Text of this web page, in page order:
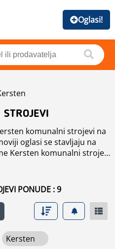
Oglasi!
STROJEVI
komunalni strojevi na
oglasi se stavljaju na
Kersten komunalni strojevi
na prodaju kliknite na link.
PONUDE : 9
Kersten